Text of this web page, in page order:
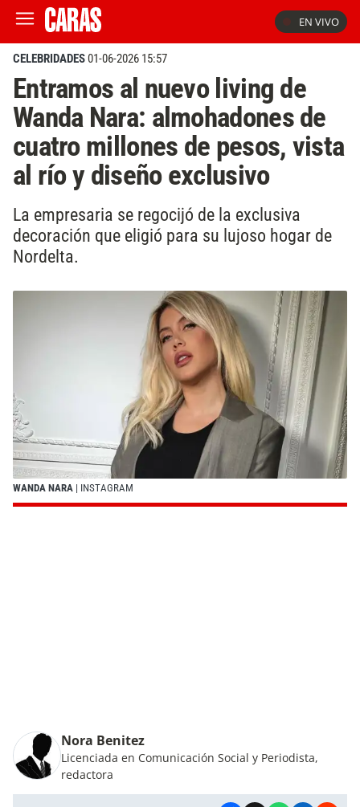
EN VIVO
CELEBRIDADES01-06-2026 15:57
Entramos al nuevo living de
Wanda Nara: almohadones de
cuatro millones de pesos, vista
al río y diseño exclusivo
La empresaria se regocijó de la exclusiva
decoración que eligió para su lujoso hogar de
Nordelta.
WANDA NARA | INSTAGRAM
Nora Benitez
Licenciada en Comunicación Social y Periodista,
redactora